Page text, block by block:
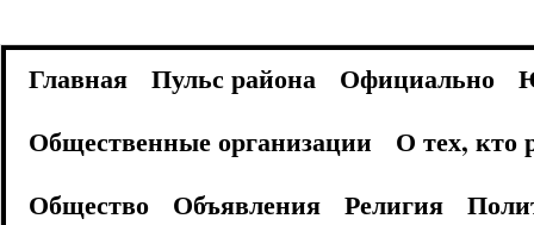
Главная Пульс района Официально
Общественные организации
О тех, кто
Общество
Объявления Религия